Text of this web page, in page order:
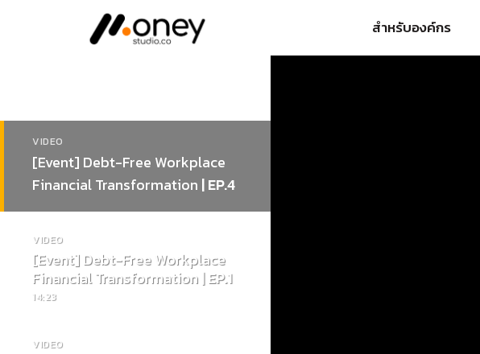
สำหรับองค์กร
VIDEO
[Event] Debt-Free Workplace
Financial Transformation | EP.4
VIDEO
[Event] Debt-Free Workplace
Financial Transformation | EP.1
14:23
VIDEO